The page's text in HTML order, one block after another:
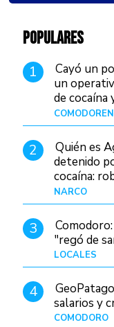
POPULARES
1
Cayó un
un
de cocaína
Patagonia
2
Quién es
detenido
cocaína:
judiciales
NARCO
3
"regó de
LOCALES
4
salarios y
COMODORO